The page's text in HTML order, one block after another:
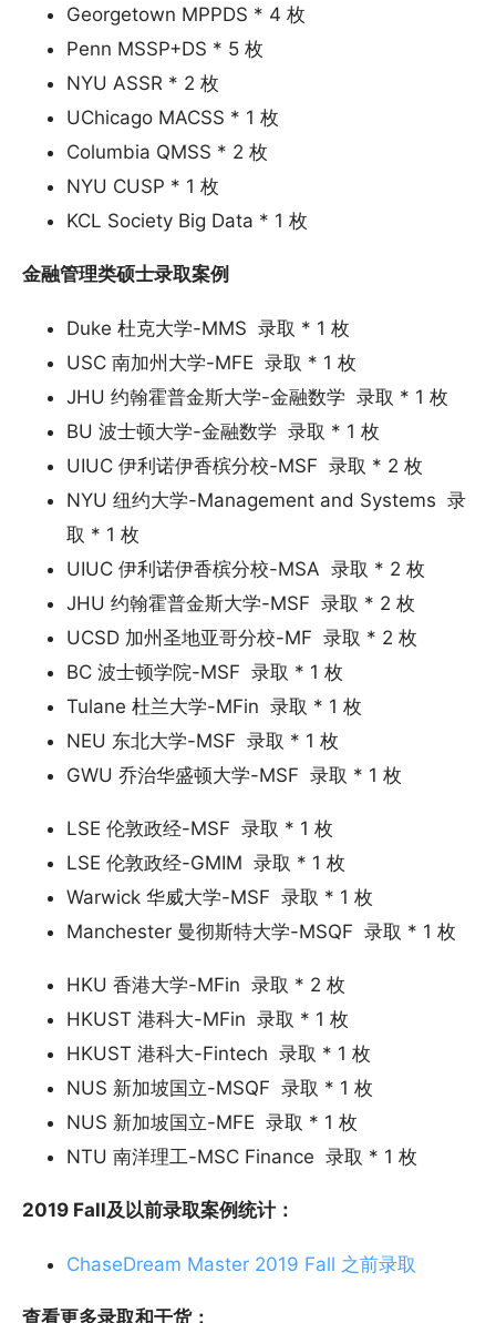
Georgetown MPPDS * 4 枚
Penn MSSP+DS * 5 枚
NYU ASSR * 2 枚
UChicago MACSS * 1 枚
Columbia QMSS * 2 枚
NYU CUSP * 1 枚
KCL Society Big Data * 1 枚
金融管理类硕士录取案例
Duke 杜克大学-MMS 录取 * 1 枚
USC 南加州大学-MFE 录取 * 1 枚
JHU 约翰霍普金斯大学-金融数学 录取 * 1 枚
BU 波士顿大学-金融数学 录取 * 1 枚
UIUC 伊利诺伊香槟分校-MSF 录取 * 2 枚
NYU 纽约大学-Management and Systems 录
取 * 1 枚
UIUC 伊利诺伊香槟分校-MSA 录取 * 2 枚
JHU 约翰霍普金斯大学-MSF 录取 * 2 枚
UCSD 加州圣地亚哥分校-MF 录取 * 2 枚
BC 波士顿学院-MSF 录取 * 1 枚
Tulane 杜兰大学-MFin 录取 * 1 枚
NEU 东北大学-MSF 录取 * 1 枚
GWU 乔治华盛顿大学-MSF 录取 * 1 枚
LSE 伦敦政经-MSF 录取 * 1 枚
LSE 伦敦政经-GMIM 录取 * 1 枚
Warwick 华威大学-MSF 录取 * 1 枚
Manchester 曼彻斯特大学-MSQF 录取 * 1 枚
HKU 香港大学-MFin 录取 * 2 枚
HKUST 港科大-MFin 录取 * 1 枚
HKUST 港科大-Fintech 录取 * 1 枚
NUS 新加坡国立-MSQF 录取 * 1 枚
NUS 新加坡国立-MFE 录取 * 1 枚
NTU 南洋理工-MSC Finance 录取 * 1 枚
2019 Fall及以前录取案例统计：
ChaseDream Master 2019 Fall 之前录取
查看更多录取和干货：